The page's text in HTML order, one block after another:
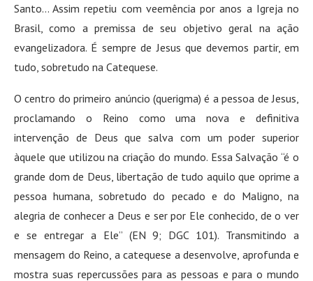
Santo… Assim repetiu com veemência por anos a Igreja no
Brasil, como a premissa de seu objetivo geral na ação
evangelizadora. É sempre de Jesus que devemos partir, em
tudo, sobretudo na Catequese.
O centro do primeiro anúncio (querigma) é a pessoa de Jesus,
proclamando o Reino como uma nova e definitiva
intervenção de Deus que salva com um poder superior
àquele que utilizou na criação do mundo. Essa Salvação “é o
grande dom de Deus, libertação de tudo aquilo que oprime a
pessoa humana, sobretudo do pecado e do Maligno, na
alegria de conhecer a Deus e ser por Ele conhecido, de o ver
e se entregar a Ele” (EN 9; DGC 101). Transmitindo a
mensagem do Reino, a catequese a desenvolve, aprofunda e
mostra suas repercussões para as pessoas e para o mundo